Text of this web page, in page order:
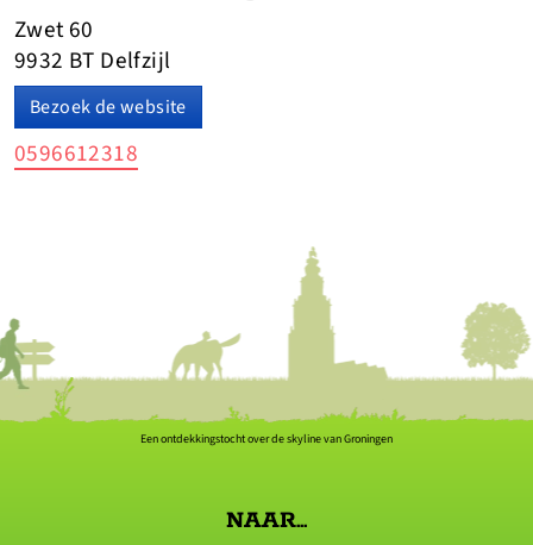
Zwet 60
9932 BT Delfzijl
Bezoek de website
0596612318
Een ontdekkingstocht over de skyline van Groningen
NAAR...